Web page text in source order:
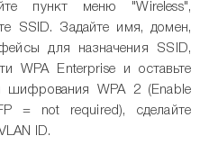
пункт меню "Wireless",
SSID. Задайте имя, домен,
для назначения SSID,
WPA Enterprise и оставьте
шифрования WPA 2 (Enable
= not required), сделайте
ID.